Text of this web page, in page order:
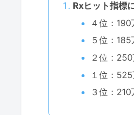
Rxヒット指標
４位：190
５位：
２位：
１位：
３位：